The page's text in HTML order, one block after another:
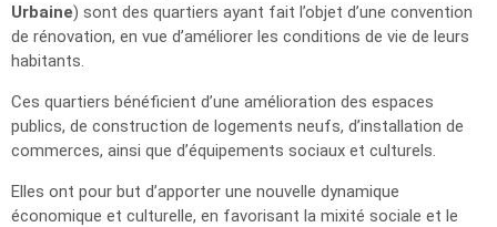
Urbaine) sont des quartiers ayant fait l’objet d’une convention
de rénovation, en vue d’améliorer les conditions de vie de leurs
habitants.
Ces quartiers bénéficient d’une amélioration des espaces
publics, de construction de logements neufs, d’installation de
commerces, ainsi que d’équipements sociaux et culturels.
Elles ont pour but d’apporter une nouvelle dynamique
économique et culturelle, en favorisant la mixité sociale et le